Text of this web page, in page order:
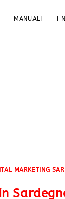
MANUALI I
MARKETING